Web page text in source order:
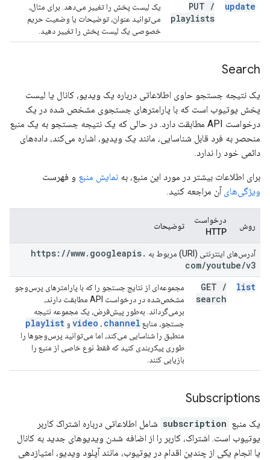
update
PUT /
playlists
یک لیست پخش را تغییر می‌دهد. برای مثال،
می‌توانید عنوان، توضیحات یا وضعیت حریم
خصوصی یک لیست پخش را تغییر دهید.
Search
یک نتیجه جستجو حاوی اطلاعاتی درباره یک ویدیو، کانال یا لیست
پخش یوتیوب است که با پارامترهای جستجوی مشخص شده در یک
درخواست API مطابقت دارد. در حالی که یک نتیجه جستجو به یک منبع
منحصر به فرد قابل شناسایی، مانند یک ویدیو، اشاره می‌کند، داده‌های
دائمی خود را ندارد.
برای اطلاعات بیشتر در مورد این منبع، به نمایش منبع و فهرست
ویژگی‌های آن مراجعه کنید.
روش
درخواست
HTTP
توضیحات
آدرس‌های اینترنتی (URI) مربوط به https: //www. googleapis.
com/youtube/v3
list
GET /
search
مجموعه‌ای از نتایج جستجو را که با پارامترهای پرس‌وجو
مشخص‌شده در درخواست API مطابقت دارند،
برمی‌گرداند. به‌طور پیش‌فرض، یک مجموعه نتیجه
جستجو، منابع
video ، channel و playlist
منطبق را شناسایی می‌کند، اما می‌توانید پرس‌وجوها را
طوری پیکربندی کنید که فقط نوع خاصی از منبع را
بازیابی کنند.
Subscriptions
یک منبع subscription شامل اطلاعاتی درباره اشتراک کاربر
یوتیوب است. اشتراک، کاربر را از اضافه شدن ویدیوهای جدید به کانال
یا انجام یکی از چندین اقدام در یوتیوب، مانند آپلود ویدیو، امتیازدهی